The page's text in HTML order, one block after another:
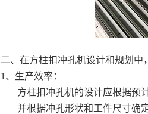
二、在方柱扣冲孔机设计和规划中
1、生产效率：
方柱扣冲孔机的设计应根据预
并根据冲孔形状和工件尺寸确